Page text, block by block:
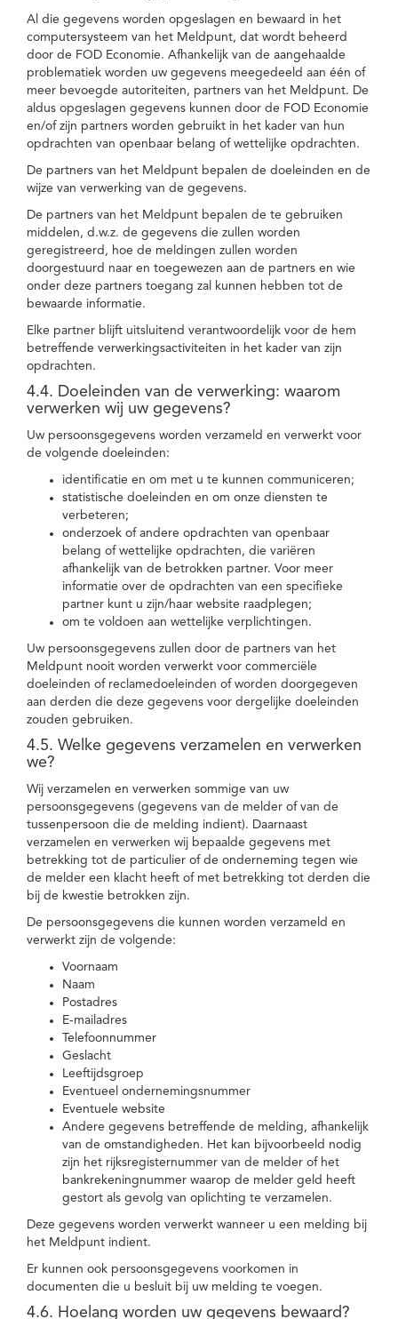
Al die gegevens worden opgeslagen en bewaard in het
computersysteem van het Meldpunt, dat wordt beheerd
door de FOD Economie. Afhankelijk van de aangehaalde
problematiek worden uw gegevens meegedeeld aan één of
meer bevoegde autoriteiten, partners van het Meldpunt. De
aldus opgeslagen gegevens kunnen door de FOD Economie
en/of zijn partners worden gebruikt in het kader van hun
opdrachten van openbaar belang of wettelijke opdrachten.
De partners van het Meldpunt bepalen de doeleinden en de
wijze van verwerking van de gegevens.
De partners van het Meldpunt bepalen de te gebruiken
middelen, d.w.z. de gegevens die zullen worden
geregistreerd, hoe de meldingen zullen worden
doorgestuurd naar en toegewezen aan de partners en wie
onder deze partners toegang zal kunnen hebben tot de
bewaarde informatie.
Elke partner blijft uitsluitend verantwoordelijk voor de hem
betreffende verwerkingsactiviteiten in het kader van zijn
opdrachten.
4.4. Doeleinden van de verwerking: waarom
verwerken wij uw gegevens?
Uw persoonsgegevens worden verzameld en verwerkt voor
de volgende doeleinden:
identificatie en om met u te kunnen communiceren;
statistische doeleinden en om onze diensten te
verbeteren;
onderzoek of andere opdrachten van openbaar
belang of wettelijke opdrachten, die variëren
afhankelijk van de betrokken partner. Voor meer
informatie over de opdrachten van een specifieke
partner kunt u zijn/haar website raadplegen;
om te voldoen aan wettelijke verplichtingen.
Uw persoonsgegevens zullen door de partners van het
Meldpunt nooit worden verwerkt voor commerciële
doeleinden of reclamedoeleinden of worden doorgegeven
aan derden die deze gegevens voor dergelijke doeleinden
zouden gebruiken.
4.5. Welke gegevens verzamelen en verwerken
we?
Wij verzamelen en verwerken sommige van uw
persoonsgegevens (gegevens van de melder of van de
tussenpersoon die de melding indient). Daarnaast
verzamelen en verwerken wij bepaalde gegevens met
betrekking tot de particulier of de onderneming tegen wie
de melder een klacht heeft of met betrekking tot derden die
bij de kwestie betrokken zijn.
De persoonsgegevens die kunnen worden verzameld en
verwerkt zijn de volgende:
Voornaam
Naam
Postadres
E-mailadres
Telefoonnummer
Geslacht
Leeftijdsgroep
Eventueel ondernemingsnummer
Eventuele website
Andere gegevens betreffende de melding, afhankelijk
van de omstandigheden. Het kan bijvoorbeeld nodig
zijn het rijksregisternummer van de melder of het
bankrekeningnummer waarop de melder geld heeft
gestort als gevolg van oplichting te verzamelen.
Deze gegevens worden verwerkt wanneer u een melding bij
het Meldpunt indient.
Er kunnen ook persoonsgegevens voorkomen in
documenten die u besluit bij uw melding te voegen.
4.6. Hoelang worden uw gegevens bewaard?